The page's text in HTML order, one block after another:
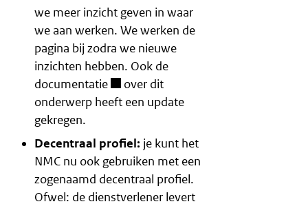
we meer inzicht geven in waar
we aan werken. We werken de
pagina bij zodra we nieuwe
inzichten hebben. Ook de
documentatie
over dit
onderwerp heeft een update
gekregen.
Decentraal profiel: je kunt het
NMC nu ook gebruiken met een
zogenaamd decentraal profiel.
Ofwel: de dienstverlener levert